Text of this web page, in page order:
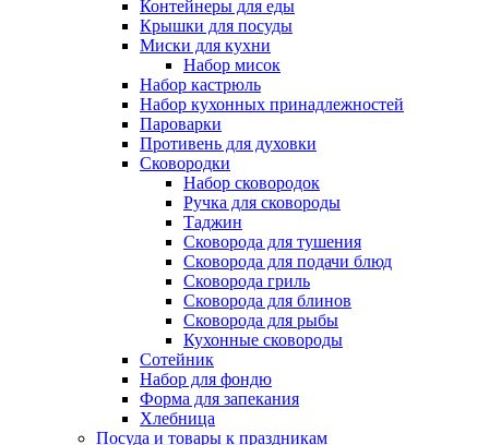
Контейнеры для еды
Крышки для посуды
Миски для кухни
Набор мисок
Набор кастрюль
Набор кухонных принадлежностей
Пароварки
Противень для духовки
Сковородки
Набор сковородок
Ручка для сковороды
Таджин
Сковорода для тушения
Сковорода для подачи блюд
Сковорода гриль
Сковорода для блинов
Сковорода для рыбы
Кухонные сковороды
Сотейник
Набор для фондю
Форма для запекания
Хлебница
Посуда и товары к праздникам